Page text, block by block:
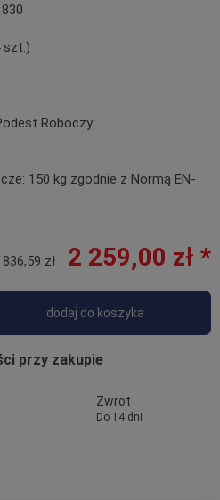
szt.)
Roboczy
150 kg zgodnie z Normą EN-
836,59 zł 2 259,00 zł *
dodaj do koszyka
przy zakupie
Zwrot
Do 14 dni